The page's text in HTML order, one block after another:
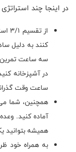
در اینجا چند
از
کنند به دلیل
سه ساعت تمرین
در آشپزخانه
ساعت وقت
همچنین، شما
آماده کنید.
همیشه بتوانید
به همراه خود